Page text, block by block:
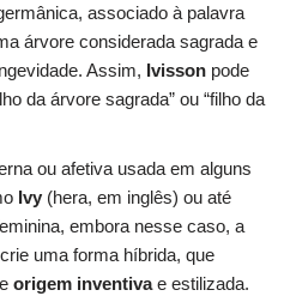
associado à palavra
árvore considerada sagrada e
Assim, Ivisson pode
da árvore sagrada” ou “filho da
ou afetiva usada em alguns
Ivy (hera, em inglês) ou até
embora nesse caso, a
uma forma híbrida, que
origem inventivae estilizada.